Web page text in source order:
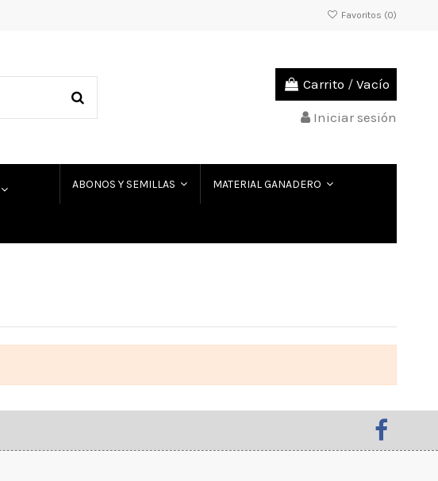
Favoritos (0)
Carrito / Vacío
Iniciar sesión
ABONOS Y SEMILLAS MATERIAL GANADERO